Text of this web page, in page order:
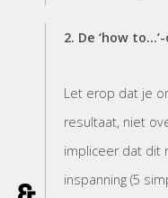
2. De ‘how
Let erop dat je
resultaat, niet
impliceer dat dit
inspanning (5